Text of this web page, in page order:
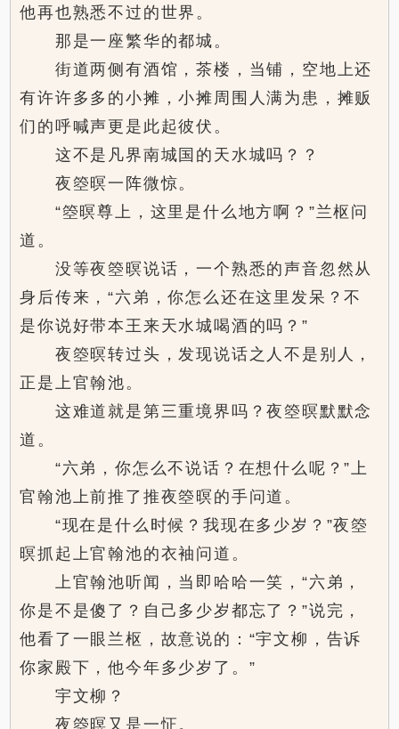
他再也熟悉不过的世界。
那是一座繁华的都城。
街道两侧有酒馆，茶楼，当铺，空地上还
有许许多多的小摊，小摊周围人满为患，摊贩
们的呼喊声更是此起彼伏。
这不是凡界南城国的天水城吗？？
夜箜暝一阵微惊。
“箜暝尊上，这里是什么地方啊？”兰枢问
道。
没等夜箜暝说话，一个熟悉的声音忽然从
身后传来，“六弟，你怎么还在这里发呆？不
是你说好带本王来天水城喝酒的吗？”
夜箜暝转过头，发现说话之人不是别人，
正是上官翰池。
这难道就是第三重境界吗？夜箜暝默默念
道。
“六弟，你怎么不说话？在想什么呢？”上
官翰池上前推了推夜箜暝的手问道。
“现在是什么时候？我现在多少岁？”夜箜
暝抓起上官翰池的衣袖问道。
上官翰池听闻，当即哈哈一笑，“六弟，
你是不是傻了？自己多少岁都忘了？”说完，
他看了一眼兰枢，故意说的：“宇文柳，告诉
你家殿下，他今年多少岁了。”
宇文柳？
夜箜暝又是一怔。